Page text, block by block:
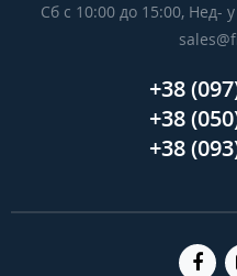
Сб с 10:00 до 15:00, Нед-
+38
+38
+38